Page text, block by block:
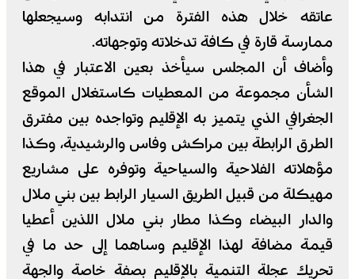
عاتقه خلال هذه الفترة من انتدابه وسيجعلها
ممارسة قارة في كافة تدخلاته وتوجهاته.
وأضاف أن المجلس سيأخذ بعين الاعتبار في هذا
الشأن مجموعة من المعطيات كاستغلال الموقع
الجغرافي الذي يتميز به الإقليم وتواجده بين مفترق
الطرق الرابطة بين مراكش وفاس والرشيدية، وكذا
مؤهلاته الفلاحية والسياحية وتوفره على مشاريع
مهيكلة من قبيل الطريق السيار الرابط بين بني ملال
والدار البيضاء وكذا مطار بني ملال اللذين أعطيا
قيمة مضافة لهذا الإقليم وساهما إلى حد ما في
تحريك عجلة التنمية بالإقليم بصفة خاصة والجهة